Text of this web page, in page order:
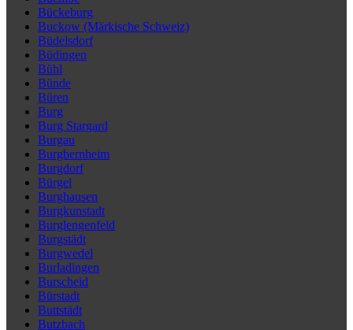
Bückeburg
Buckow (Märkische Schweiz)
Büdelsdorf
Büdingen
Bühl
Bünde
Büren
Burg
Burg Stargard
Burgau
Burgbernheim
Burgdorf
Bürgel
Burghausen
Burgkunstadt
Burglengenfeld
Burgstädt
Burgwedel
Burladingen
Burscheid
Bürstadt
Buttstädt
Butzbach